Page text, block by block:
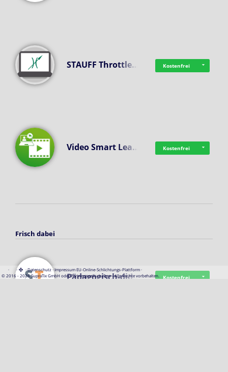
STAUFF Throttle… Kostenfrei
Video Smart Lea… Kostenfrei
Frisch dabei
Pädagogisch-did… Kostenfrei
· · ·Datenschutz·Impressum EU-Online-Schlichtungs-Plattform·
© 2016 - 2026 SupraTix GmbH oder Partnergesellschaften - Alle Rechte vorbehalten.